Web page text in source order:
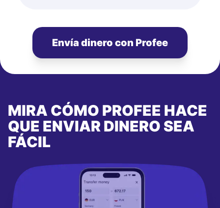
Envía dinero con Profee
MIRA CÓMO PROFEE HACE
QUE ENVIAR DINERO SEA
FÁCIL